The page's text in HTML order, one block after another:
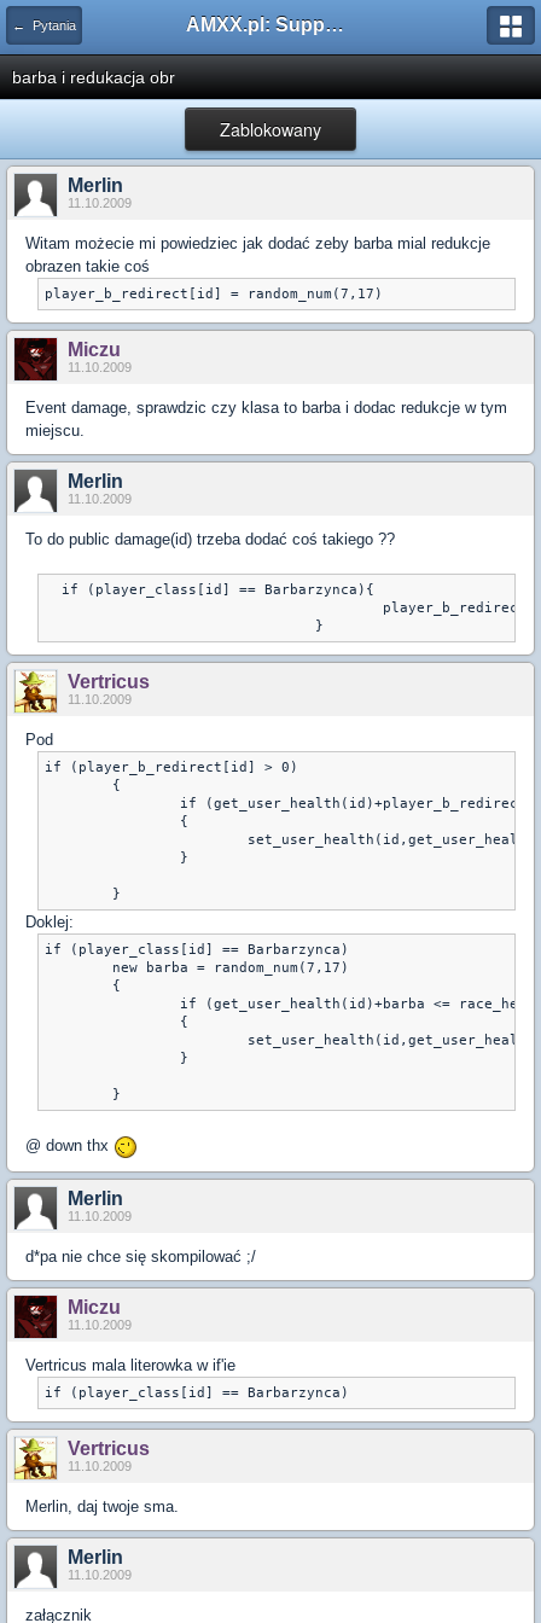
← Pytania AMXX.pl: Support AMX Mod X i SourceMod
barba i redukacja obr
Zablokowany
Merlin
11.10.2009
Witam możecie mi powiedziec jak dodać zeby barba mial redukcje
obrazen takie coś
player_b_redirect[id] = random_num(7,17)
Miczu
11.10.2009
Event damage, sprawdzic czy klasa to barba i dodac redukcje w tym
miejscu.
Merlin
11.10.2009
To do public damage(id) trzeba dodać coś takiego ??
  if (player_class[id] == Barbarzynca){
Vertricus
11.10.2009
Pod
if (player_b_redirect[id] > 0)
Doklej:
if (player_class[id] == Barbarzynca)
        new barba = random_num(7,17)
@ down thx
Merlin
11.10.2009
d*pa nie chce się skompilować ;/
Miczu
11.10.2009
Vertricus mala literowka w if'ie
if (player_class[id] == Barbarzynca)
Vertricus
11.10.2009
Merlin, daj twoje sma.
Merlin
11.10.2009
załącznik